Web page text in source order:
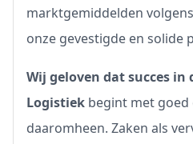
marktgemiddelden
onze gevestigde en solide
Wij geloven dat succes in
Logistiek begint met goed
daaromheen. Zaken als